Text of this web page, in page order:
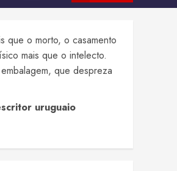
que o morto, o casamento
mais que o intelecto.
que despreza
uruguaio